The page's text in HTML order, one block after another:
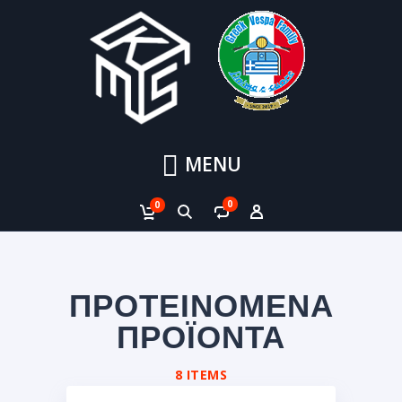
MENU
0 0
ΠΡΟΤΕΙΝΟΜΕΝΑ
ΠΡΟΪΟΝΤΑ
8 ITEMS